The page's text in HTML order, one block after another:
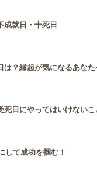
成就日・十死日
は？縁起が気になるあな
日にやってはいけない
して成功を掴む！